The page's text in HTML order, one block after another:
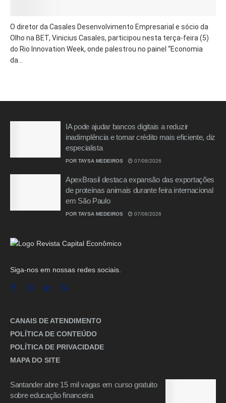
O diretor da Casales Desenvolvimento Empresarial e sócio da
Olho na BET, Vinicius Casales, participou nesta terça-feira (5)
do Rio Innovation Week, onde palestrou no painel “Economia
da...
IA pode ajudar bancos digitais a reduzir
inadimplência e tornar crédito mais eficiente, diz
especialista
POR TAYSA MEDEIROS 07/08/2026
ApexBrasil destaca expansão das exportações
de proteínas animais durante feira internacional
em São Paulo
POR TAYSA MEDEIROS 07/08/2026
Siga-nos em nossas redes sociais.
CANAIS DE ATENDIMENTO
POLÍTICA DE CONTEÚDO
POLÍTICA DE PRIVACIDADE
MAPA DO SITE
Santander abre 15 mil vagas em curso gratuito
sobre educação financeira